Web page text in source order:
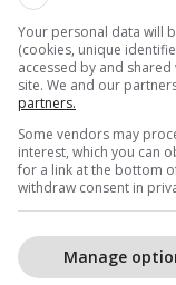
se delegacioni
e
Civilo-
delegacioni ka
dhe me
e cila
me Rezolutën
Your personal data will
(cookies, unique
accessed by and
site. We and our
partners.
Some vendors may
interest, which you can
for a link at the bottom
withdraw consent in
Manage